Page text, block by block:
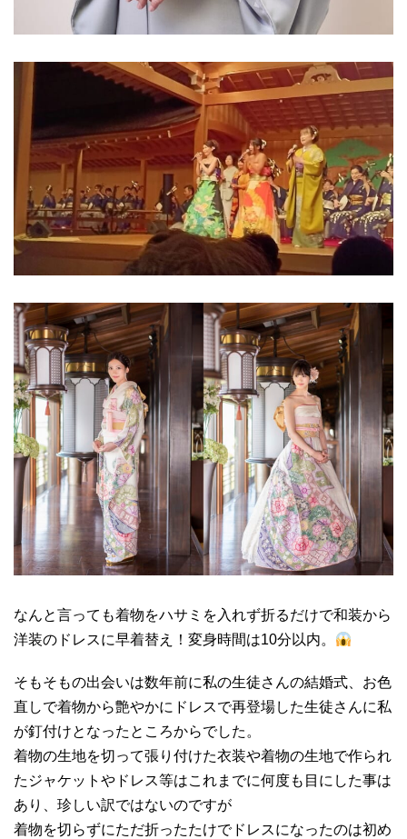
なんと言っても着物をハサミを入れず折るだけで和装から
洋装のドレスに早着替え！変身時間は10分以内。
そもそもの出会いは数年前に私の生徒さんの結婚式、お色
直しで着物から艶やかにドレスで再登場した生徒さんに私
が釘付けとなったところからでした。
着物の生地を切って張り付けた衣装や着物の生地で作られ
たジャケットやドレス等はこれまでに何度も目にした事は
あり、珍しい訳ではないのですが
着物を切らずにただ折ったたけでドレスになったのは初め